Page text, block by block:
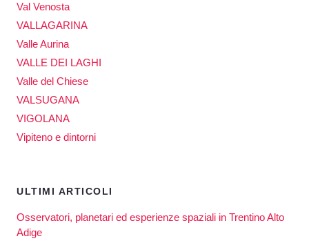
Val Venosta
VALLAGARINA
Valle Aurina
VALLE DEI LAGHI
Valle del Chiese
VALSUGANA
VIGOLANA
Vipiteno e dintorni
ULTIMI ARTICOLI
Osservatori, planetari ed esperienze spaziali in Trentino Alto
Adige